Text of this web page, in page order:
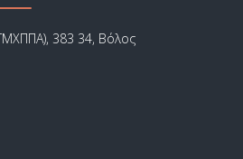
383 34, Βόλος